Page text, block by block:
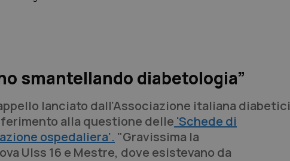
smantellando diabetologia”
lanciato dall'Associazione italiana diabetici
alla questione delle 'Schede di
ospedaliera'. "Gravissima la
Ulss 16 e Mestre, dove esistevano da